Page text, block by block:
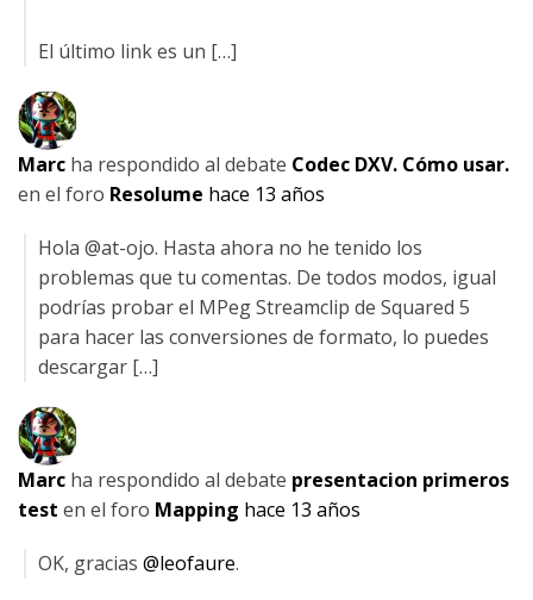
El último link es un […]
Marc ha respondido al debate Codec DXV. Cómo usar.
en el foro Resolume hace 13 años
Hola @at-ojo. Hasta ahora no he tenido los
problemas que tu comentas. De todos modos, igual
podrías probar el MPeg Streamclip de Squared 5
para hacer las conversiones de formato, lo puedes
descargar […]
Marc ha respondido al debate presentacion primeros
test en el foro Mapping hace 13 años
OK, gracias @leofaure.